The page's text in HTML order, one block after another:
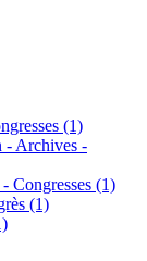
(1)
- Archives -
Congresses (1)
(1)